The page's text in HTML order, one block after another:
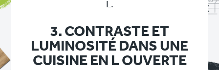
L.
3. CONTRASTE ET
LUMINOSITÉ DANS UNE
CUISINE EN L OUVERTE